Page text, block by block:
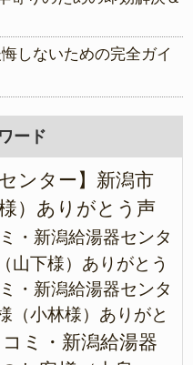
しないための完全ガイ
ード
ンター】新潟市
）ありがとう声
ミ・新潟給湯器センタ
山下様）ありがとう
ミ・新潟給湯器センタ
（小林様）ありがと
コミ・新潟給湯器